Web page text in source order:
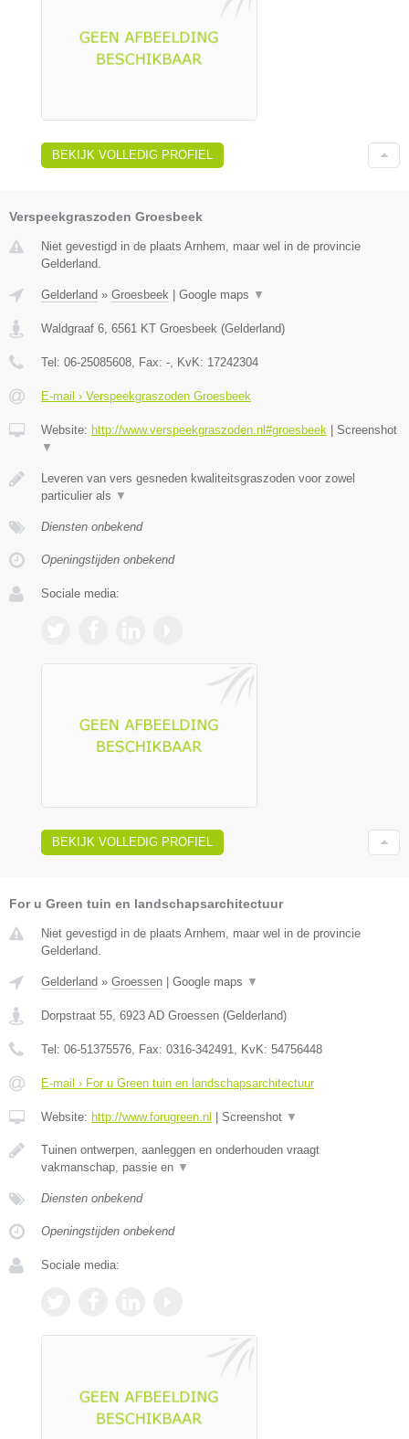
BEKIJK VOLLEDIG PROFIEL
Verspeekgraszoden Groesbeek
Niet gevestigd in de plaats Arnhem, maar wel in de provincie
Gelderland.
Gelderland » Groesbeek | Google maps ▼
Waldgraaf 6 6561 KT Groesbeek (Gelderland)
Tel: 06-25085608 , Fax: - , KvK: 17242304
E-mail › Verspeekgraszoden Groesbeek
Website: http://www.verspeekgraszoden.nl#groesbeek | Screenshot
▼
Leveren van vers gesneden kwaliteitsgraszoden voor zowel
particulier als ▼
Diensten onbekend
Openingstijden onbekend
Sociale media:
BEKIJK VOLLEDIG PROFIEL
For u Green tuin en landschapsarchitectuur
Niet gevestigd in de plaats Arnhem, maar wel in de provincie
Gelderland.
Gelderland » Groessen Google maps ▼
Dorpstraat 55, 6923 AD Groessen (Gelderland)
Tel: 06-51375576, Fax: 0316-342491, KvK: 54756448
E-mail › For u Green tuin en landschapsarchitectuur
Website: http://www.forugreen.nl Screenshot ▼
Tuinen ontwerpen, aanleggen en onderhouden vraagt
vakmanschap, passie en ▼
Diensten onbekend
Openingstijden onbekend
Sociale media: